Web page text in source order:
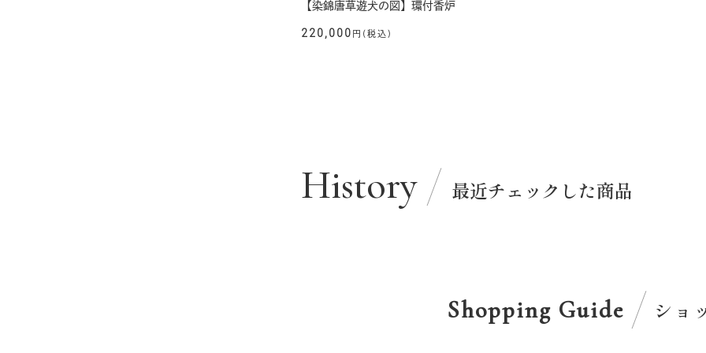
【染錦唐草遊犬の図】環付香炉
220,000 円(税込)
History 最近チェックした商品
Shopping Guide ショ